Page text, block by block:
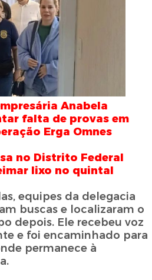
Anabela
falta de provas em
Erga Omnes
no Distrito Federal
lixo no quintal
equipes da delegacia
buscas e localizaram o
depois. Ele recebeu voz
e foi encaminhado para
permanece à